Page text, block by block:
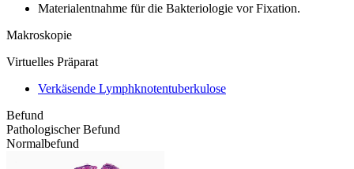
Materialentnahme für die Bakteriologie vor Fixation.
Makroskopie
Virtuelles Präparat
Verkäsende Lymphknotentuberkulose
Befund
Pathologischer Befund
Normalbefund